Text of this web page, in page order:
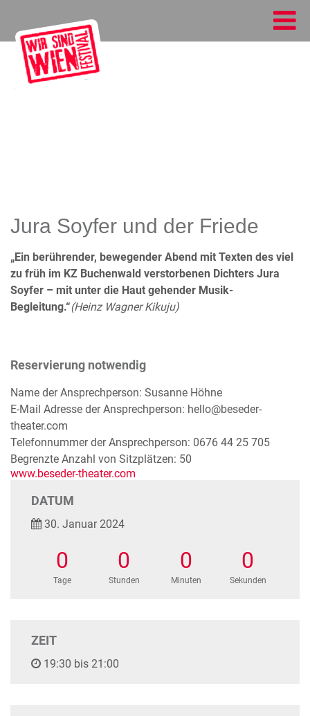
Jura Soyfer und der Friede
„Ein berührender, bewegender Abend mit Texten des viel
zu früh im KZ Buchenwald verstorbenen Dichters Jura
Soyfer – mit unter die Haut gehender Musik-
Begleitung.“(Heinz Wagner Kikuju)
Reservierung notwendig
Name der Ansprechperson: Susanne Höhne
E-Mail Adresse der Ansprechperson: hello@beseder-
theater.com
Telefonnummer der Ansprechperson: 0676 44 25 705
Begrenzte Anzahl von Sitzplätzen: 50
www.beseder-theater.com
DATUM
30. Januar 2024
0
Tage
0
Stunden
0
Minuten
0
Sekunden
ZEIT
19:30 bis 21:00